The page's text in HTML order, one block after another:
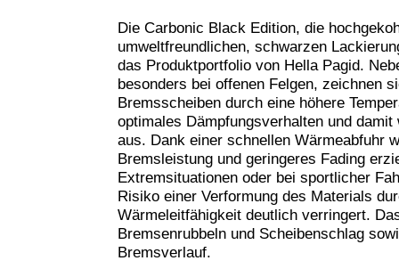
Die Carbonic Black Edition, die
umweltfreundlichen, schwarzen
das Produktportfolio von Hella Pagid.
besonders bei offenen Felgen, zeichnen
Bremsscheiben durch eine höhere
optimales Dämpfungsverhalten und
aus. Dank einer schnellen Wärmeabfuhr
Bremsleistung und geringeres Fading
Extremsituationen oder bei sportlicher
Risiko einer Verformung des Materials
Wärmeleitfähigkeit deutlich verringert.
Bremsenrubbeln und Scheibenschlag
Bremsverlauf.